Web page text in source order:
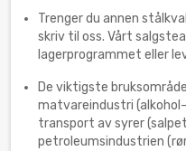
Trenger du annen
skriv til oss. Vårt
lagerprogrammet eller
De viktigste
matvareindustri
transport av syrer
petroleumsindustrien